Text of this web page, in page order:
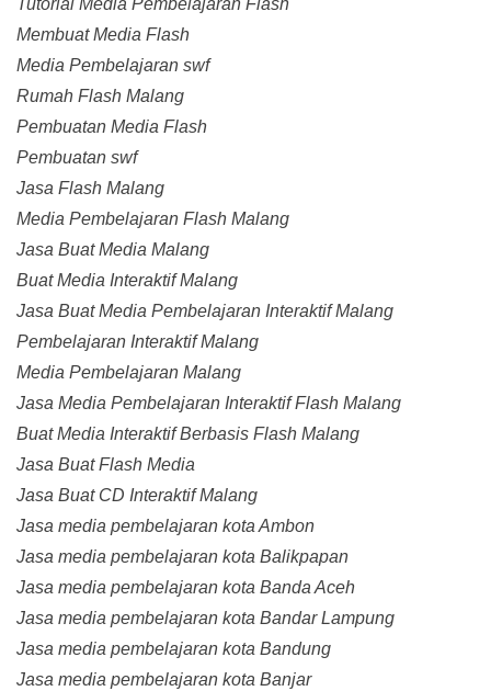
Tutorial Media Pembelajaran Flash
Membuat Media Flash
Media Pembelajaran swf
Rumah Flash Malang
Pembuatan Media Flash
Pembuatan swf
Jasa Flash Malang
Media Pembelajaran Flash Malang
Jasa Buat Media Malang
Buat Media Interaktif Malang
Jasa Buat Media Pembelajaran Interaktif Malang
Pembelajaran Interaktif Malang
Media Pembelajaran Malang
Jasa Media Pembelajaran Interaktif Flash Malang
Buat Media Interaktif Berbasis Flash Malang
Jasa Buat Flash Media
Jasa Buat CD Interaktif Malang
Jasa media pembelajaran kota Ambon
Jasa media pembelajaran kota Balikpapan
Jasa media pembelajaran kota Banda Aceh
Jasa media pembelajaran kota Bandar Lampung
Jasa media pembelajaran kota Bandung
Jasa media pembelajaran kota Banjar